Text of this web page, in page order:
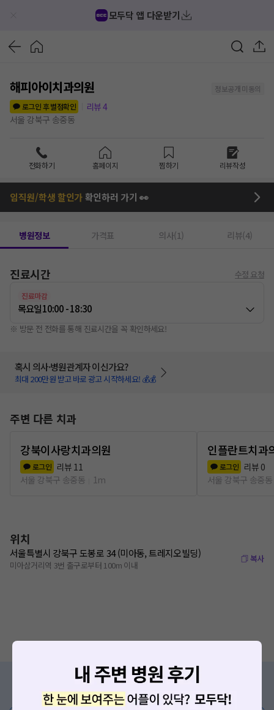
모두닥 앱 다운받기
해피아이치과의원
정보공개 미동의
로그인 후 별점확인
리뷰4
서울 강북구 송중동
전화하기 홈페이지 찜하기 리뷰작성
임직원/학생 할인가확인하러 가기 👀
병원정보 가격표 의사(1) 리뷰(4)
진료시간 수정 요청
진료마감
목요일10:00 - 18:30
※ 방문 전 전화를 통해 진료시간을 꼭 확인하세요!
혹시 의사·병원관계자 이신가요?
최대 200만원 받고 바로 광고 시작하세요! 💰💰
주변 다른 치과
강북이사랑치과의원
로그인 리뷰 11
서울 강북구 송중동
1m
인플란트치과
로그인 리뷰 0
서울 강북구 송중동
위치
서울특별시 강북구 도봉로 34 (미아동, 트레지오빌딩)
미아삼거리역 3번 출구로부터 100m 이내
복사
증상/치료, 궁금한 점이 있나요?
의사가 직접 답해드려요!